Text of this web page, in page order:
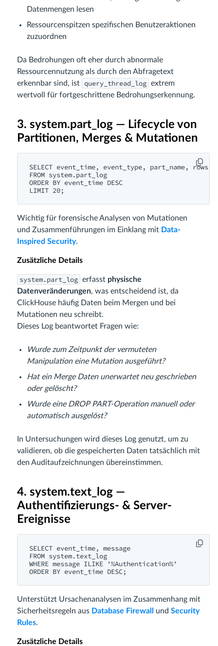
Datenmengen lesen
Ressourcenspitzen spezifischen Benutzeraktionen
zuzuordnen
Da Bedrohungen oft eher durch abnormale
Ressourcennutzung als durch den Abfragetext
erkennbar sind, ist query_thread_log extrem
wertvoll für fortgeschrittene Bedrohungserkennung.
3. system.part_log — Lifecycle von
Partitionen, Merges & Mutationen
SELECT event_time, event_type, part_name, rows
FROM system.part_log
ORDER BY event_time DESC
Wichtig für forensische Analysen von Mutationen
und Zusammenführungen im Einklang mit Data-
Inspired Security.
Zusätzliche Details
system.part_log erfasst physische
Datenveränderungen, was entscheidend ist, da
ClickHouse häufig Daten beim Mergen und bei
Mutationen neu schreibt.
Dieses Log beantwortet Fragen wie:
Wurde zum Zeitpunkt der vermuteten
Manipulation eine Mutation ausgeführt?
Hat ein Merge Daten unerwartet neu geschrieben
oder gelöscht?
Wurde eine DROP PART-Operation manuell oder
automatisch ausgelöst?
In Untersuchungen wird dieses Log genutzt, um zu
validieren, ob die gespeicherten Daten tatsächlich mit
den Auditaufzeichnungen übereinstimmen.
4. system.text_log —
Authentifizierungs- & Server-
Ereignisse
SELECT event_time, message
FROM system.text_log
WHERE message ILIKE '%Authentication%'
Unterstützt Ursachenanalysen im Zusammenhang mit
Sicherheitsregeln aus Database Firewall und Security
Rules.
Zusätzliche Details